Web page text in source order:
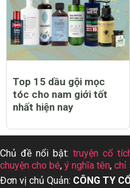
Top 15 dầu gội mọc
tóc cho nam giới tốt
nhất hiện nay
Chủ đề nổi bật:truyện cổ
chuyện cho bé, ý nghĩa tên, chỉ
Đơn vị chủ Quản: CÔNG TY